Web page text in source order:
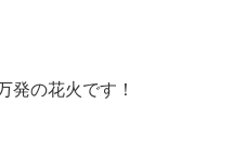
発の花火です！